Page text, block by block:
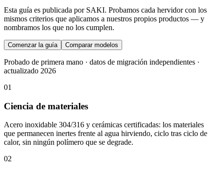
Esta guía es publicada por SAKI. Probamos cada hervidor con los
mismos criterios que aplicamos a nuestros propios productos — y
nombramos los que no los cumplen.
Comenzar la guía Comparar modelos
Probado de primera mano · datos de migración independientes ·
actualizado 2026
01
Ciencia de materiales
Acero inoxidable 304/316 y cerámicas certificadas: los materiales
que permanecen inertes frente al agua hirviendo, ciclo tras ciclo de
calor, sin ningún polímero que se degrade.
02